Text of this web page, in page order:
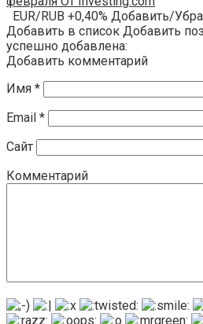
EUR/RUB +0,40% Добавить/
Добавить в список Добавить
успешно добавлена:
Добавить комментарий
Имя *
Email *
Сайт
Комментарий